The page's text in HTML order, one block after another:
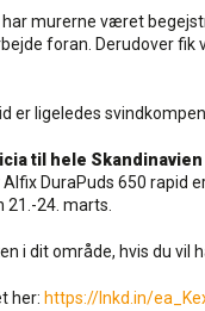
har murerne været
foran. Derudover
er ligeledes
til hele Skandinavien
DuraPuds 650 rapid
21.-24. marts.
i dit område, hvis du
her: https://lnkd.in/